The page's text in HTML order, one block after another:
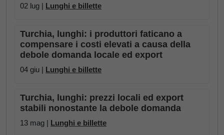
02 lug | Lunghi e billette
Turchia, lunghi: i produttori faticano a
compensare i costi elevati a causa della
debole domanda locale ed export
04 giu | Lunghi e billette
Turchia, lunghi: prezzi locali ed export
stabili nonostante la debole domanda
13 mag | Lunghi e billette